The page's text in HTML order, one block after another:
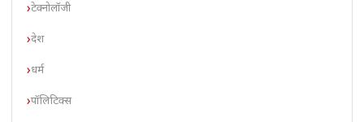
टेक्नोलॉजी
देश
धर्म
पॉलिटिक्स